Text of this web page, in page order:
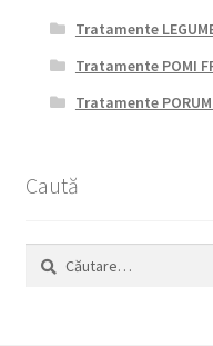
Tratamente
Tratamente POMI
Tratamente
Caută
Caută